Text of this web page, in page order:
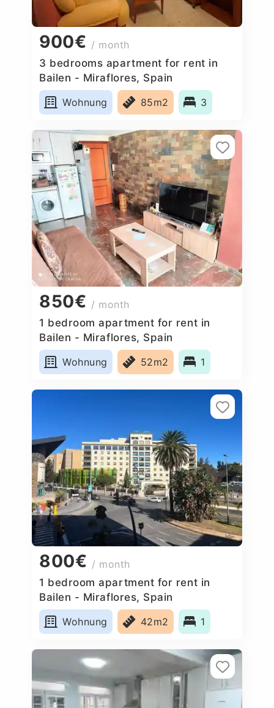
900€ / month
3 bedrooms apartment for rent in
Bailen - Miraflores, Spain
Wohnung
85m2 3
850€ / month
1 bedroom apartment for rent in
Bailen - Miraflores, Spain
Wohnung
52m2 1
800€ / month
1 bedroom apartment for rent in
Bailen - Miraflores, Spain
Wohnung
42m2 1